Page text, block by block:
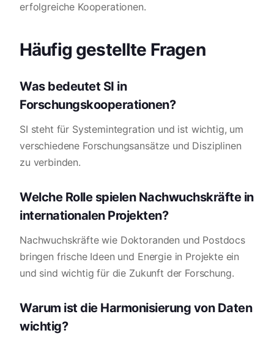
erfolgreiche Kooperationen.
Häufig gestellte Fragen
Was bedeutet SI in
Forschungskooperationen?
SI steht für Systemintegration und ist wichtig, um
verschiedene Forschungsansätze und Disziplinen
zu verbinden.
Welche Rolle spielen Nachwuchskräfte in
internationalen Projekten?
Nachwuchskräfte wie Doktoranden und Postdocs
bringen frische Ideen und Energie in Projekte ein
und sind wichtig für die Zukunft der Forschung.
Warum ist die Harmonisierung von Daten
wichtig?